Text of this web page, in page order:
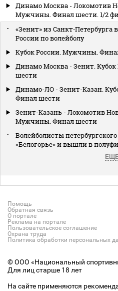
Динамо Москва - Локомотив
Мужчины. Финал шести. 1/2
«Зенит» из
России по волейболу
Кубок России. Мужчины.
Динамо Москва - Зенит.
шести
Динамо-ЛО - Зенит-Казан.
Финал шести
Зенит-Казань - Локомотив
Мужчины. Финал шести
Волейболисты
«Белогорье» и вышли в
Помощь
Обратная связь
О портале
Реклама на портале
Пользовательское соглашение
Охрана труда
Политика обработки персональных
© ООО «Национальный
Для лиц старше 18 лет
На сайте применяются